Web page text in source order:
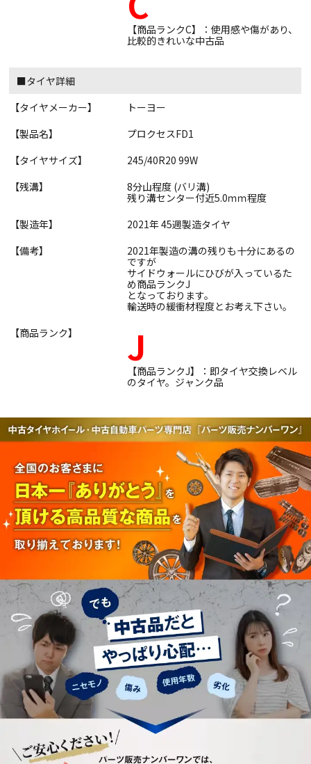
【商品ランクC】：使用感や傷があり、
比較的きれいな中古品
■タイヤ詳細
【タイヤメーカー】
トーヨー
【製品名】
プロクセスFD1
【タイヤサイズ】
245/40R20 99W
【残溝】
8分山程度 (バリ溝)
残り溝センター付近5.0ｍｍ程度
【製造年】
2021年 45週製造タイヤ
【備考】
2021年製造の溝の残りも十分にあるの
ですが
サイドウォールにひびが入っているた
め商品ランクJ
となっております。
輸送時の緩衝材程度とお考え下さい。
【商品ランク】
J
【商品ランクJ】：即タイヤ交換レベル
のタイヤ。ジャンク品